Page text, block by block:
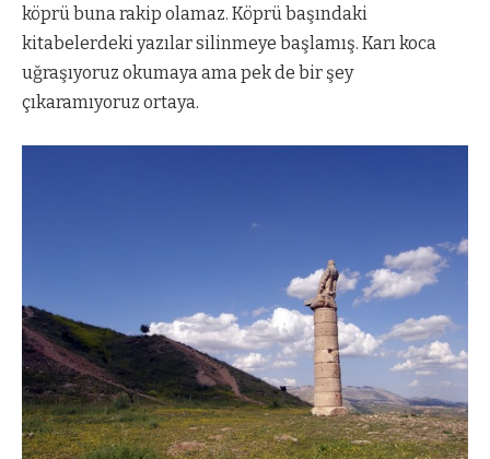
köprü buna rakip olamaz. Köprü başındaki
kitabelerdeki yazılar silinmeye başlamış. Karı koca
uğraşıyoruz okumaya ama pek de bir şey
çıkaramıyoruz ortaya.